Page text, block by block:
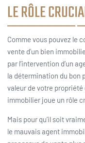
LE RÔLE
Comme vous pouvez le
vente d’un bien
par l’intervention d’un
la détermination du bon
valeur de votre propriété
immobilier joue un rôle
Mais pour qu’il soit
le mauvais agent